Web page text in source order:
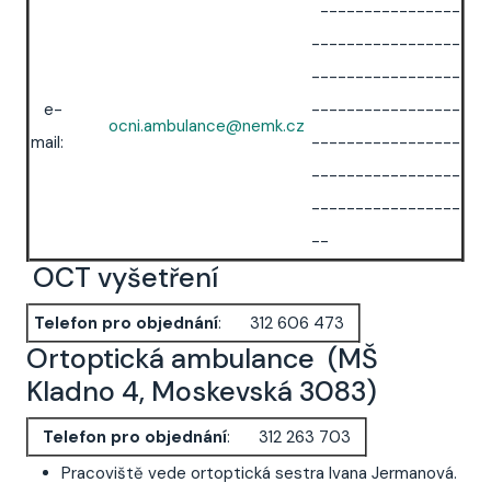
e-
mail:
ocni.ambulance@nemk.cz
----------------
-----------------
-----------------
-----------------
-----------------
-----------------
-----------------
--
OCT vyšetření
Telefon pro objednání: 312 606 473
Ortoptická ambulance (MŠ
Kladno 4, Moskevská 3083)
Telefon pro objednání:
312 263 703
Pracoviště vede ortoptická sestra Ivana Jermanová.